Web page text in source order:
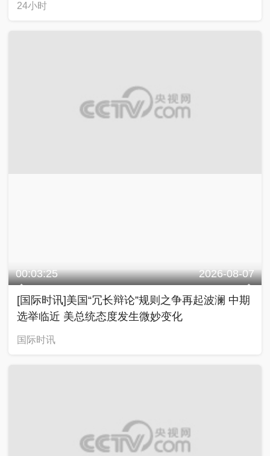
24小时
00:03:25 2026-08-07
[国际时讯]美国“冗长辩论”规则之争再起波澜 中期
选举临近 美总统态度发生微妙变化
国际时讯